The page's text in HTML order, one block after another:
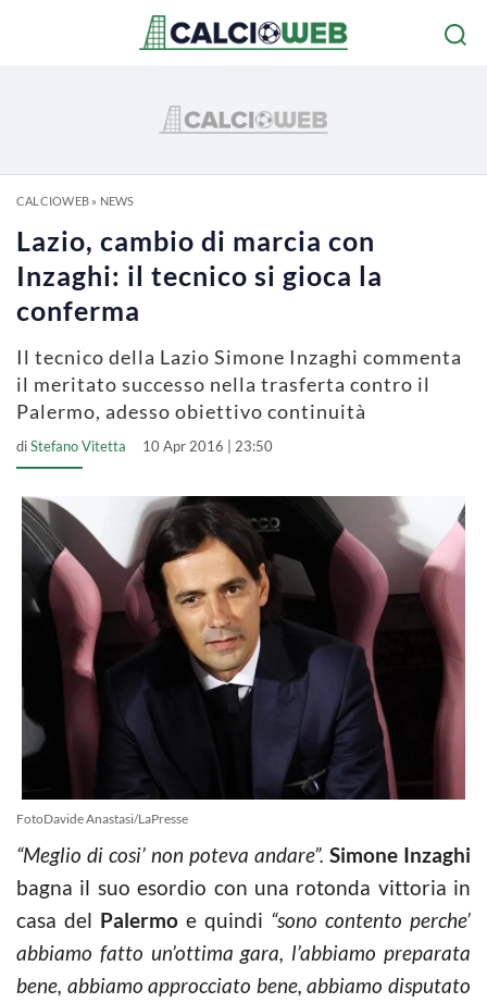
CALCIOWEB» NEWS
Lazio, cambio di marcia con
Inzaghi: il tecnico si gioca la
conferma
Il tecnico della Lazio Simone Inzaghi commenta
il meritato successo nella trasferta contro il
Palermo, adesso obiettivo continuità
diStefano Vitetta 10 Apr 2016 | 23:50
FotoDavide Anastasi/LaPresse
“Meglio di cosi’ non poteva andare”. Simone Inzaghi
bagna il suo esordio con una rotonda vittoria in
casa del Palermo e quindi “sono contento perche’
abbiamo fatto un’ottima gara, l’abbiamo preparata
bene, abbiamo approcciato bene, abbiamo disputato